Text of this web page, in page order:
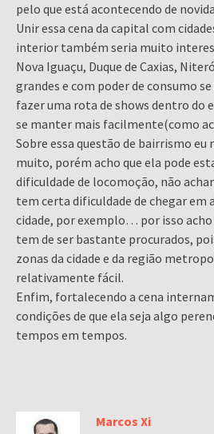
pelo que está acontecendo de
Unir essa cena da capital com
interior também seria muito
Nova Iguaçu, Duque de Caxias,
grandes e com poder de consumo
fazer uma rota de shows dentro do
se manter mais facilmente(como
Sobre essa questão de bairrismo eu
muito, porém acho que ela pode
dificuldade de locomoção, não
tem certa dificuldade de chegar em
cidade, por exemplo… por isso acho
tem de ser bastante procurados,
zonas da cidade e da região
relativamente fácil.
Enfim, fortalecendo a cena
condições de que ela seja algo
tempos em tempos.
Marcos Xi